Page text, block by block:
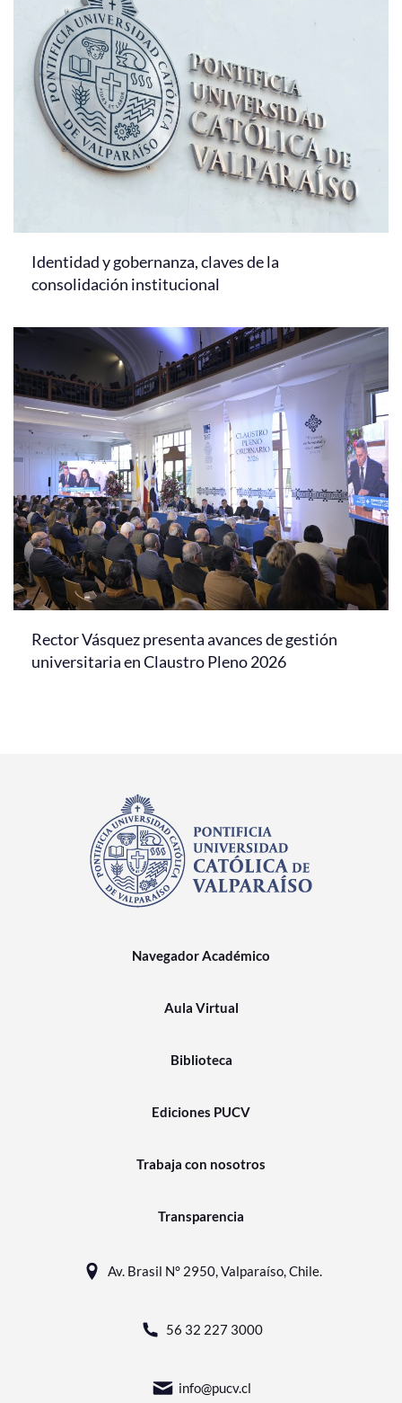
Identidad y gobernanza, claves de la
consolidación institucional
Rector Vásquez presenta avances de gestión
universitaria en Claustro Pleno 2026
Navegador Académico
Aula Virtual
Biblioteca
Ediciones PUCV
Trabaja con nosotros
Transparencia
Av. Brasil N° 2950, Valparaíso, Chile.
56 32 227 3000
info@pucv.cl